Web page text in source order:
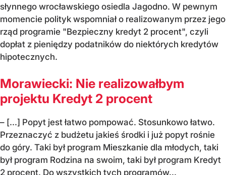
słynnego wrocławskiego osiedla Jagodno. W pewnym
momencie polityk wspomniał o realizowanym przez jego
rząd programie "Bezpieczny kredyt 2 procent", czyli
dopłat z pieniędzy podatników do niektórych kredytów
hipotecznych.
Morawiecki: Nie realizowałbym
projektu Kredyt 2 procent
– [...] Popyt jest łatwo pompować. Stosunkowo łatwo.
Przeznaczyć z budżetu jakieś środki i już popyt rośnie
do góry. Taki był program Mieszkanie dla młodych, taki
był program Rodzina na swoim, taki był program Kredyt
2 procent. Do wszystkich tych programów...